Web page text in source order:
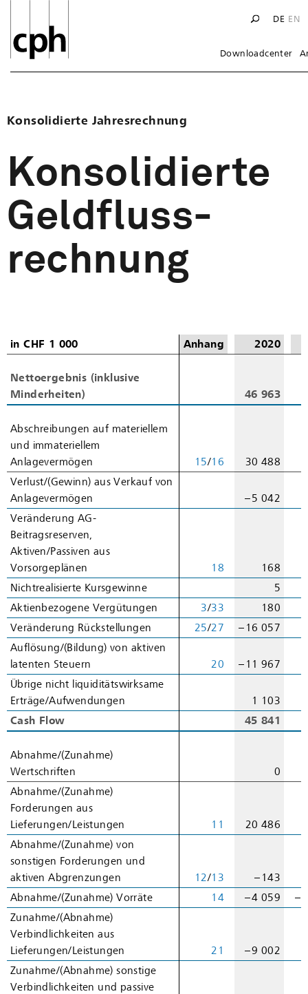
DE EN
Downloadcenter
Konsolidierte Jahresrechnung
Konsoli­dierte
Geldfluss­
rechnung
in CHF 1 000 Anhang 2020
Nettoergebnis (inklusive
Minderheiten)
46 963
Abschreibungen auf materiellem
und immateriellem
Anlagevermögen
15/16 30 488
Verlust/(Gewinn) aus Verkauf von
Anlagevermögen
– 5 042
Veränderung AG-
Beitragsreserven,
Aktiven/Passiven aus
Vorsorgeplänen
18
168
Nichtrealisierte Kursgewinne
5
Aktienbezogene Vergütungen
3/33
180
Veränderung Rückstellungen
25/27
– 16 057
Auflösung/(Bildung) von aktiven
latenten Steuern
20
– 11 967
Übrige nicht liquiditätswirksame
Erträge/Aufwendungen
1 103
Cash Flow
45 841
Abnahme/(Zunahme)
Wertschriften
0
Abnahme/(Zunahme)
Forderungen aus
Lieferungen/Leistungen
11 20 486
Abnahme/(Zunahme) von
sonstigen Forderungen und
aktiven Abgrenzungen
12/13
– 143
Abnahme/(Zunahme) Vorräte
14 – 4 059
–
Zunahme/(Abnahme)
Verbindlichkeiten aus
Lieferungen/Leistungen
21 – 9 002
Zunahme/(Abnahme) sonstige
Verbindlichkeiten und passive
in CHF 1 000
Nettoergebnis (inklusive
Minderheiten)
Abschreibungen auf materiellem
und immateriellem
Anlagevermögen
Verlust/(Gewinn) aus Verkauf von
Anlagevermögen
Veränderung AG-
Beitragsreserven,
Aktiven/Passiven aus
Vorsorgeplänen
Nichtrealisierte Kursgewinne
Aktienbezogene Vergütungen
Veränderung Rückstellungen
Auflösung/(Bildung) von aktiven
latenten Steuern
Übrige nicht liquiditätswirksame
Erträge/Aufwendungen
Cash Flow
Abnahme/(Zunahme)
Wertschriften
Abnahme/(Zunahme)
Forderungen aus
Lieferungen/Leistungen
Abnahme/(Zunahme) von
sonstigen Forderungen und
aktiven Abgrenzungen
Abnahme/(Zunahme) Vorräte
Zunahme/(Abnahme)
Verbindlichkeiten aus
Lieferungen/Leistungen
Zunahme/(Abnahme) sonstige
Verbindlichkeiten und passive